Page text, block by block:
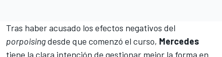
Tras haber acusado los efectos negativos del
porpoisingdesde que comenzó el curso, Mercedes
tiene la clara intención de gestionar mejor la forma en